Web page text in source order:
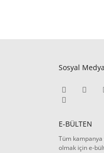
Sosyal Medya
E-BÜLTEN
Tüm
olmak için e-